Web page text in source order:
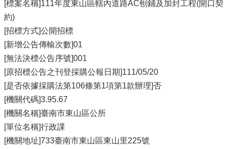
[標案名稱]111年度東山區轄內道路AC刨鋪及加封工程(開口契
約)
[招標方式]公開招標
[新增公告傳輸次數]01
[無法決標公告序號]001
[原招標公告之刊登採購公報日期]111/05/20
[是否依據採購法第106條第1項第1款辦理]否
[機關代碼]3.95.67
[機關名稱]臺南市東山區公所
[單位名稱]行政課
[機關地址]733臺南市東山區東山里225號